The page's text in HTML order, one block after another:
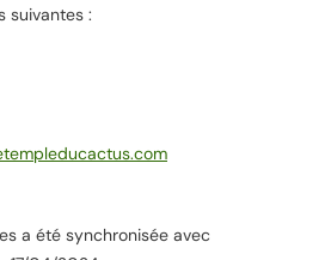
suivantes :
a été synchronisée avec